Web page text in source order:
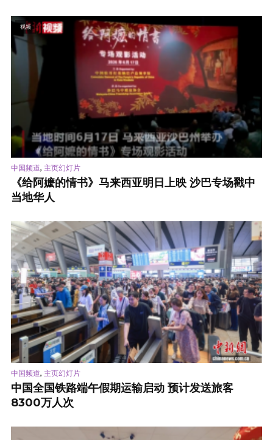
视频
中国频道, 主页幻灯片
《给阿嬷的情书》马来西亚明日上映 沙巴专场戳中
当地华人
中国频道, 主页幻灯片
中国全国铁路端午假期运输启动 预计发送旅客
8300万人次